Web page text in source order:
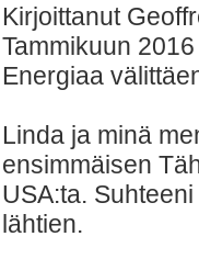
Kirjoittanut
Tammikuun
Energiaa
Linda ja minä
ensimmäisen
USA:ta.
lähtien.